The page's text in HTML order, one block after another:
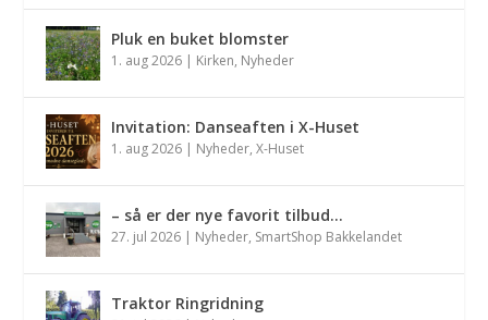
Pluk en buket blomster
1. aug 2026 | Kirken, Nyheder
Invitation: Danseaften i X-Huset
1. aug 2026 | Nyheder,X-Huset
– så er der nye favorit tilbud…
27. jul 2026 | Nyheder, SmartShop Bakkelandet
Traktor Ringridning